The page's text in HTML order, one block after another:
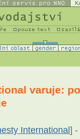
varuje:
International] -